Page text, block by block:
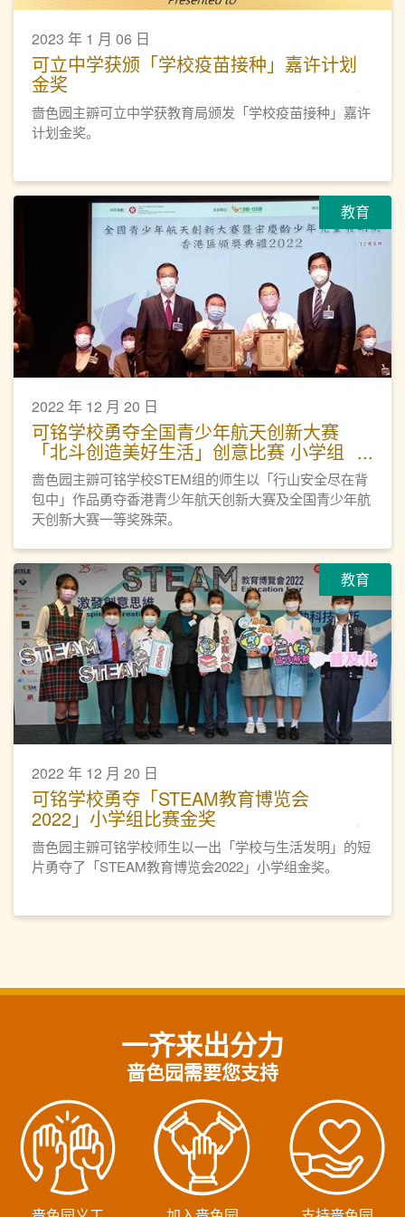
2023 年 1 月 06 日
可立中学获颁「学校疫苗接种」嘉许计划
金奖
啬色园主辧可立中学获教育局颁发「学校疫苗接种」嘉许
计划金奖。
教育
2022 年 12 月 20 日
可铭学校勇夺全国青少年航天创新大赛
「北斗创造美好生活」创意比赛 小学组
一等奖
啬色园主辧可铭学校STEM组的师生以「行山安全尽在背
包中」作品勇夺香港青少年航天创新大赛及全国青少年航
天创新大赛一等奖殊荣。
教育
2022 年 12 月 20 日
可铭学校勇夺「STEAM教育博览会
2022」小学组比赛金奖
啬色园主辧可铭学校师生以一出「学校与生活发明」的短
片勇夺了「STEAM教育博览会2022」小学组金奖。
一齐来出分力
啬色园需要您支持